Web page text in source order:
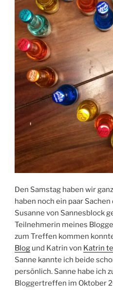
Den Samstag haben wir
haben noch ein paar
Susanne von Sannesblock
Teilnehmerin meines
zum Treffen kommen
Blog und Katrin von Katrin
Sanne kannte ich beide
persönlich. Sanne habe ich
Bloggertreffen im Oktober